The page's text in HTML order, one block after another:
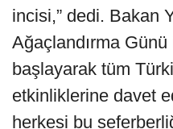
incisi,” dedi. Bakan
Ağaçlandırma Günü
başlayarak tüm
etkinliklerine davet
herkesi bu